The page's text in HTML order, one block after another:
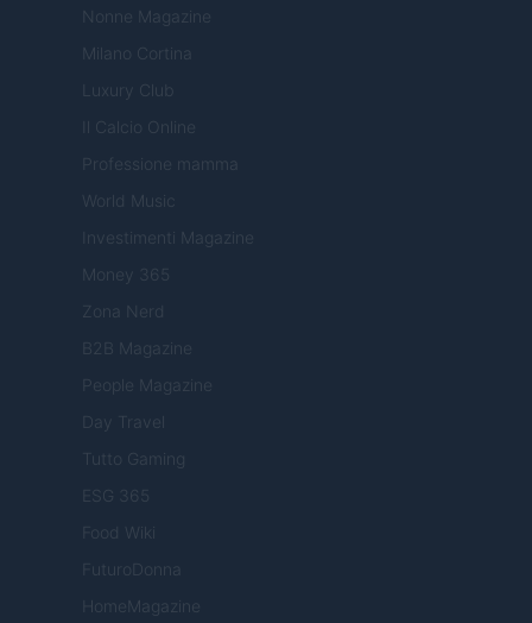
Nonne Magazine
Milano Cortina
Luxury Club
Il Calcio Online
Professione mamma
World Music
Investimenti Magazine
Money 365
Zona Nerd
B2B Magazine
People Magazine
Day Travel
Tutto Gaming
ESG 365
Food Wiki
FuturoDonna
HomeMagazine